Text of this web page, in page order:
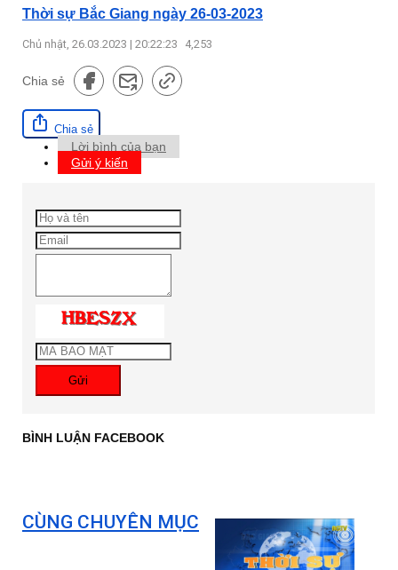
Thời sự Bắc Giang ngày 26-03-2023
Chủ nhật, 26.03.2023 | 20:22:23 4,253
Chia sẻ
Chia sẻ
Lời bình của bạn
Gửi ý kiến
Gửi
BÌNH LUẬN FACEBOOK
CÙNG CHUYÊN MỤC